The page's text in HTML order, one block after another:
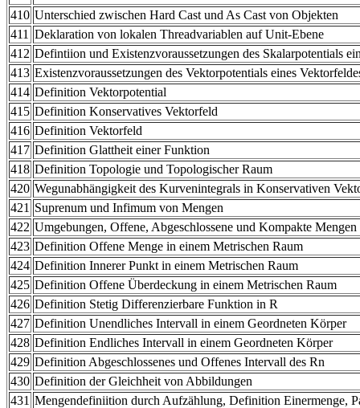
410 Unterschied zwischen Hard Cast und As Cast von Objekten
411 Deklaration von lokalen Threadvariablen auf Unit-Ebene
412 Defintiion und Existenzvoraussetzungen des Skalarpotentials
413 Existenzvoraussetzungen des Vektorpotentials eines
414 Definition Vektorpotential
415 Definition Konservatives Vektorfeld
416 Definition Vektorfeld
417 Definition Glattheit einer Funktion
418 Definition Topologie und Topologischer Raum
420 Wegunabhängigkeit des Kurvenintegrals in Konservativen
421 Suprenum und Infimum von Mengen
422 Umgebungen, Offene, Abgeschlossene und Kompakte
423 Definition Offene Menge in einem Metrischen Raum
424 Definition Innerer Punkt in einem Metrischen Raum
425 Definition Offene Überdeckung in einem Metrischen Raum
426 Definition Stetig Differenzierbare Funktion in R
427 Definition Unendliches Intervall in einem Geordneten Körper
428 Definition Endliches Intervall in einem Geordneten Körper
429 Definition Abgeschlossenes und Offenes Intervall des Rn
430 Definition der Gleichheit von Abbildungen
431 Mengendefiniition durch Aufzählung, Definition Einermenge,